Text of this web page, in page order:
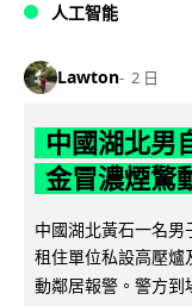
人工智能
Lawton 2 日
中國湖北男
金冒濃煙驚
中國湖北黃石一名
租住單位私設高壓爐
動鄰居報警。警方到